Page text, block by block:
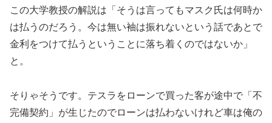
この大学教授の解説は「そうは言ってもマスク氏は何時か
は払うのだろう。今は無い袖は振れないという話であとで
金利をつけて払うということに落ち着くのではないか」
と。
そりゃそうです。テスラをローンで買った客が途中で「不
完備契約」が生じたのでローンは払わないけれど車は俺の